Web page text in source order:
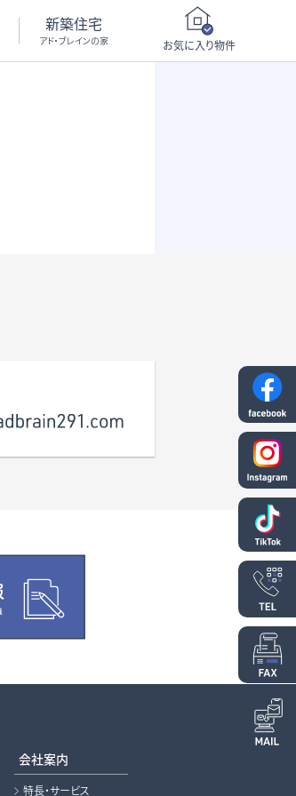
新築住宅
アド・ブレインの家 お気に入り物件
会社案内
特長・サービス